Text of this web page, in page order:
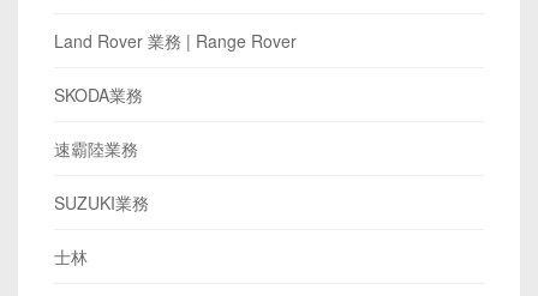
Land Rover 業務 | Range Rover
SKODA業務
速霸陸業務
SUZUKI業務
士林